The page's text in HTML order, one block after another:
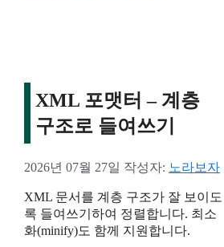
XML 포맷터 – 계층
구조로 들여쓰기
2026년 07월 27일 작성자: 노라보자
XML 문서를 계층 구조가 잘 보이도
록 들여쓰기하여 정렬합니다. 최소
화(minify)도 함께 지원합니다.